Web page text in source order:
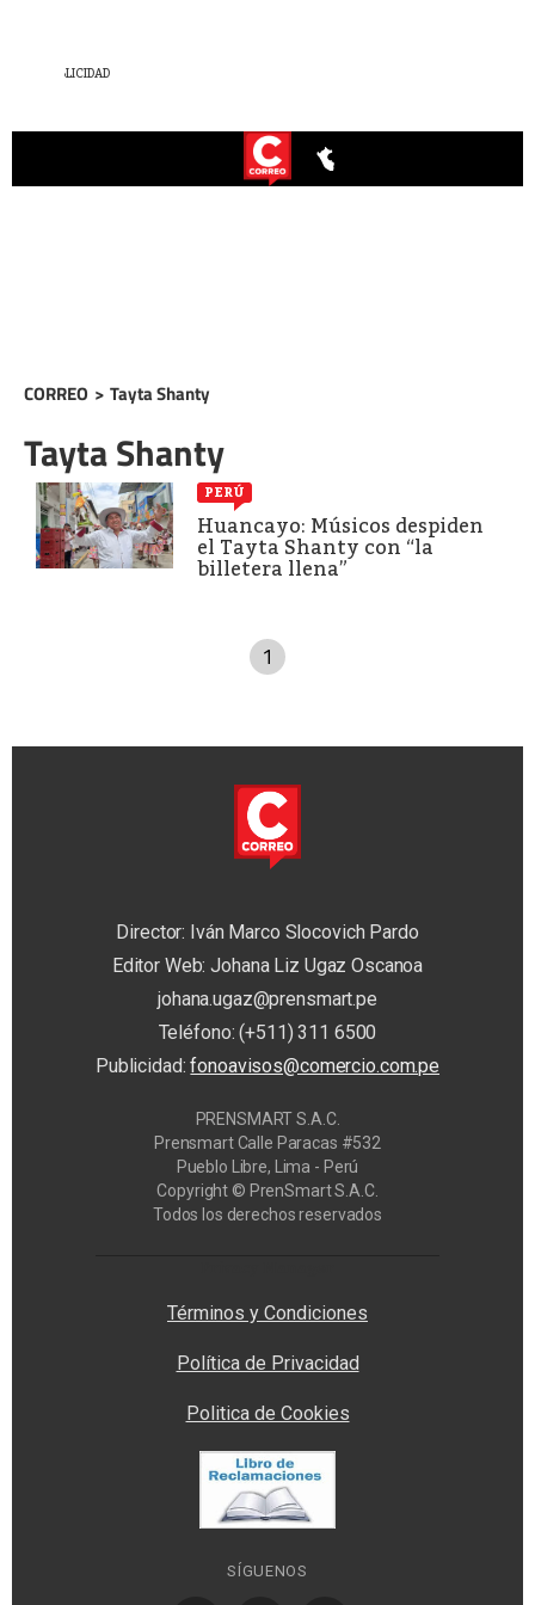
CORREO > Tayta Shanty
Tayta Shanty
PERÚ
Huancayo: Músicos despiden
el Tayta Shanty con “la
billetera llena”
1
Director: Iván Marco Slocovich Pardo
Editor Web: Johana Liz Ugaz Oscanoa
johana.ugaz@prensmart.pe
Teléfono: (+511) 311 6500
Publicidad:fonoavisos@comercio.com.pe
PRENSMART S.A.C.
Prensmart Calle Paracas #532
Pueblo Libre, Lima - Perú
Copyright © PrenSmart S.A.C.
Todos los derechos reservados
Términos y Condiciones
Política de Privacidad
Politica de Cookies
SÍGUENOS